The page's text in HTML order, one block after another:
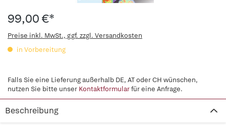
99,00 €*
Preise inkl. MwSt., ggf. zzgl. Versandkosten
in Vorbereitung
Falls Sie eine Lieferung außerhalb DE, AT oder CH wünschen,
nutzen Sie bitte unser Kontaktformularfür eine Anfrage.
Beschreibung